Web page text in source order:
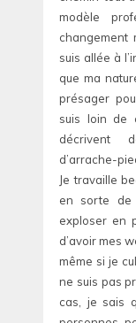
modèle
changement
suis allée à
que ma
présager
suis loin de
décrivent
d’arrache-
Je travaille
en sorte de
exploser en
d’avoir mes
même si je
ne suis pas
cas, je sais